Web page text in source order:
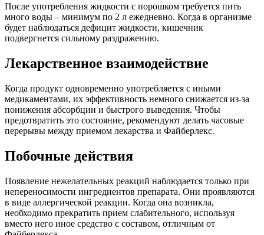
После употребления жидкости с порошком требуется пить
много воды – минимум по 2 л ежедневно. Когда в организме
будет наблюдаться дефицит жидкости, кишечник
подвергнется сильному раздражению.
Лекарственное взаимодействие
Когда продукт одновременно употребляется с иными
медикаментами, их эффективность немного снижается из-за
понижения абсорбции и быстрого выведения. Чтобы
предотвратить это состояние, рекомендуют делать часовые
перерывы между приемом лекарства и Файберлекс.
Побочные действия
Появление нежелательных реакций наблюдается только при
непереносимости ингредиентов препарата. Они проявляются
в виде аллергической реакции. Когда она возникла,
необходимо прекратить прием слабительного, используя
вместо него иное средство с составом, отличным от